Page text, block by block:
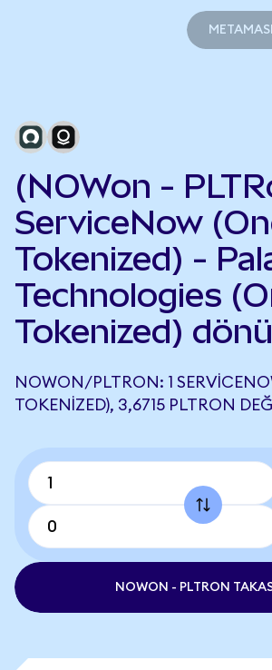
(NOWon -
ServiceNow
Tokenized) -
Technologies
Tokenized)
NOWON/PLTRON: 1
TOKENIZED), 3,6715 PLTRON
NOWON - PLTRON